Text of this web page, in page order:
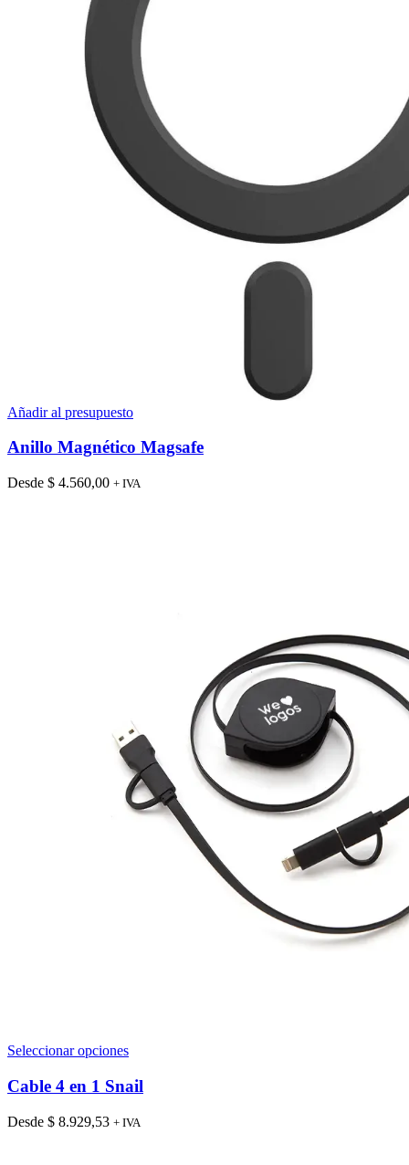
Añadir al presupuesto
Anillo Magnético Magsafe
Desde $ 4.560,00 + IVA
Seleccionar opcionesEste
tiene
múltiples
variantes.
Las
Cable 4 en 1 Snail
Desde $ 8.929,53 + IVA